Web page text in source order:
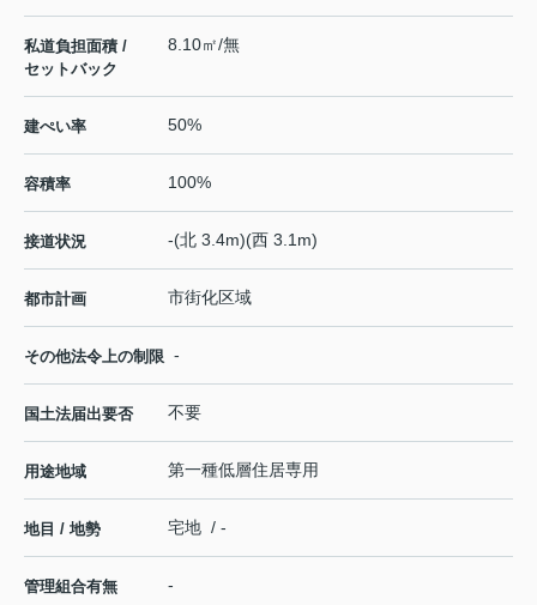
私道負担面積 /
セットバック
8.10㎡/無
建ぺい率 50%
容積率 100%
接道状況 -(北 3.4m)(西 3.1m)
都市計画 市街化区域
その他法令上の制限 -
国土法届出要否 不要
用途地域 第一種低層住居専用
地目 / 地勢 宅地 / -
管理組合有無 -